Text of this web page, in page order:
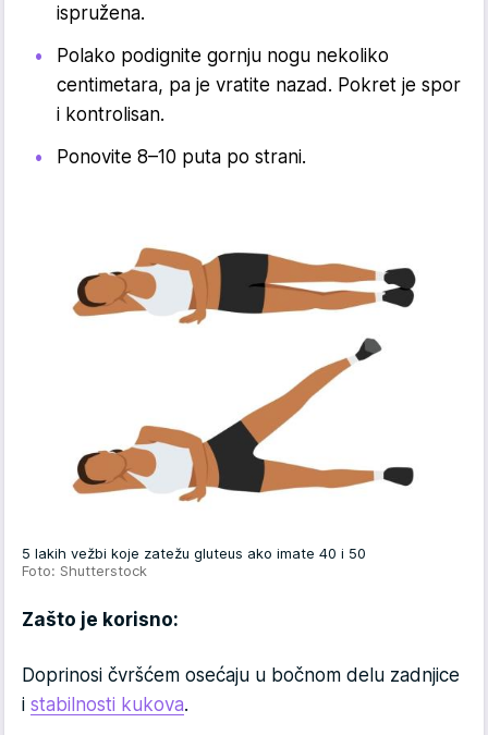
ispružena.
Polako podignite gornju nogu nekoliko
centimetara, pa je vratite nazad. Pokret je spor
i kontrolisan.
Ponovite 8–10 puta po strani.
5 lakih vežbi koje zatežu gluteus ako imate 40 i 50
Foto: Shutterstock
Zašto je korisno:
Doprinosi čvršćem osećaju u bočnom delu zadnjice
i stabilnosti kukova.